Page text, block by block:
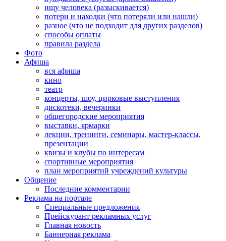
ищу человека (разыскивается)
потери и находки (что потеряли или нашли)
разное (что не подходит для других разделов)
способы оплаты
правила раздела
Фото
Афиша
вся афиша
кино
театр
концерты, шоу, цирковые выступления
дискотеки, вечеринки
общегородские мероприятия
выставки, ярмарки
лекции, тренинги, семинары, мастер-классы,
презентации
квизы и клубы по интересам
спортивные мероприятия
план мероприятий учреждений культуры
Общение
Последние комментарии
Реклама на портале
Специальные предложения
Прейскурант рекламных услуг
Главная новость
Баннерная реклама